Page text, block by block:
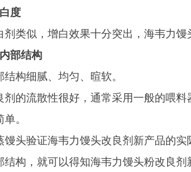
度
似，增白效果十分突出，海韦力馒
部结构
构细腻、均匀、暄软。
流散性很好，通常采用一般的喂料
。
验证海韦力馒头改良剂新产品的实
构，就可以得知海韦力馒头粉改良剂